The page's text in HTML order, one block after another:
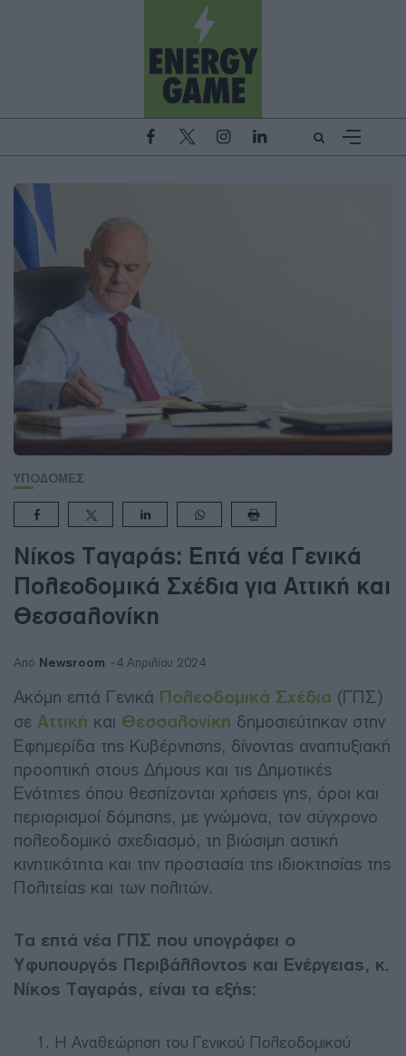
ΥΠΟΔΟΜΕΣ
Νίκος Ταγαράς: Επτά νέα Γενικά
Πολεοδομικά Σχέδια για Αττική και
Θεσσαλονίκη
Από Newsroom 4 Απριλίου 2024
Ακόμη επτά Γενικά Πολεοδομικά Σχέδια (ΓΠΣ)
σε Αττική και Θεσσαλονίκη δημοσιεύτηκαν στην
Εφημερίδα της Κυβέρνησης, δίνοντας αναπτυξιακή
προοπτική στους Δήμους και τις Δημοτικές
Ενότητες όπου θεσπίζονται χρήσεις γης, όροι και
περιορισμοί δόμησης, με γνώμονα, τον σύγχρονο
πολεοδομικό σχεδιασμό, τη βιώσιμη αστική
κινητικότητα και την προστασία της ιδιοκτησίας της
Πολιτείας και των πολιτών.
Τα επτά νέα ΓΠΣ που υπογράφει ο
Υφυπουργός Περιβάλλοντος και Ενέργειας, κ.
Νίκος Ταγαράς, είναι τα εξής:
Η Αναθεώρηση του Γενικού Πολεοδομικού